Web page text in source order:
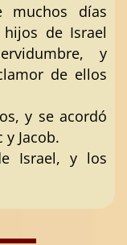
muchos días
de Israel
y
de ellos
y se acordó
Jacob.
Israel, y los